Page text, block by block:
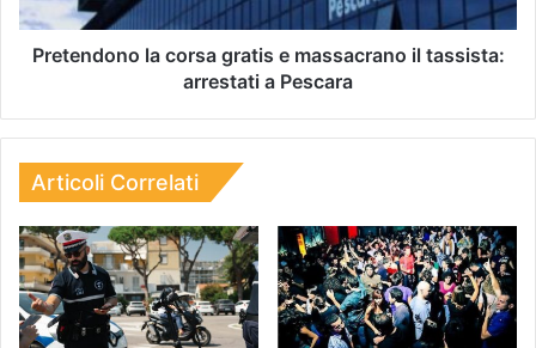
Pretendono la corsa gratis e massacrano il tassista:
arrestati a Pescara
Articoli Correlati